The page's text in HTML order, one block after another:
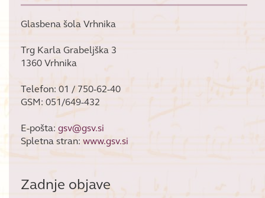
Glasbena šola Vrhnika
Trg Karla Grabeljška 3
1360 Vrhnika
Telefon: 01 / 750-62-40
GSM: 051/649-432
E-pošta: gsv@gsv.si
Spletna stran: www.gsv.si
Zadnje objave